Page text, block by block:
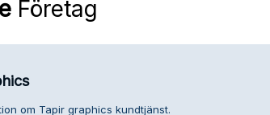
Företag
om Tapir graphics kundtjänst.